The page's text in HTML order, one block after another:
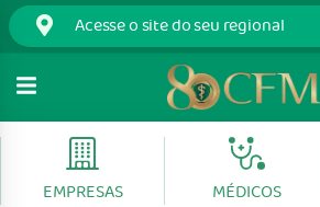
EMPRESAS MÉDICOS